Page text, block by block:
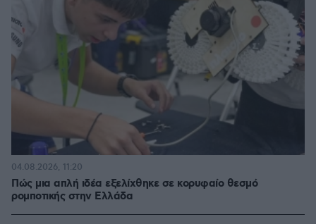
Πώς μια απλή ιδέα εξελίχθηκε σε κορυφαίο θεσμό
ρομποτικής στην Ελλάδα
04.08.2026, 11:20